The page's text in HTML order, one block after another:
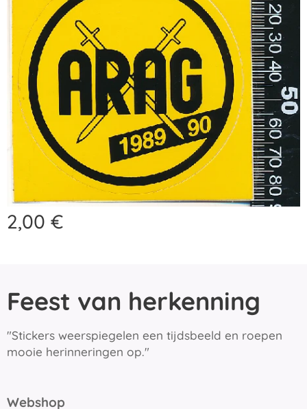
2,00 €
Feest van herkenning
"Stickers weerspiegelen een tijdsbeeld en roepen
mooie herinneringen op."
Webshop